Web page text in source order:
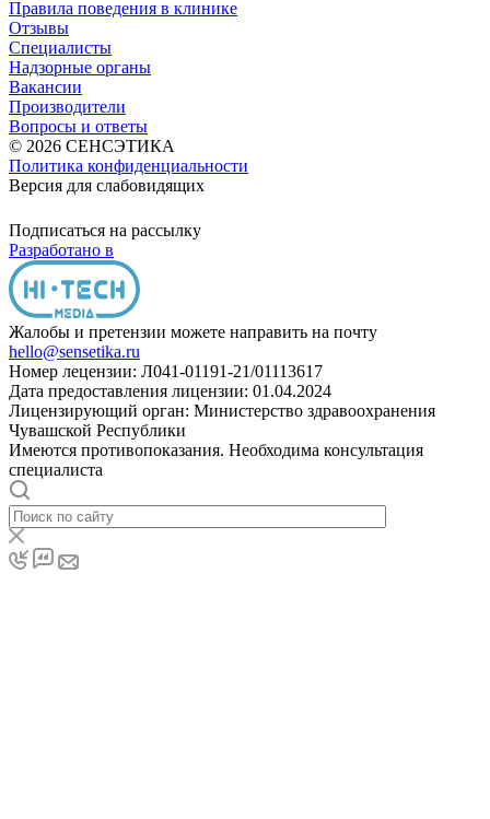
Правила поведения в клинике
Отзывы
Специалисты
Надзорные органы
Вакансии
Производители
Вопросы и ответы
© 2026 СЕНСЭТИКА
Политика конфиденциальности
Версия для слабовидящих
Подписаться на рассылку
Разработано в
Жалобы и претензии можете направить на почту
hello@sensetika.ru
Номер лецензии: Л041-01191-21/01113617
Дата предоставления лицензии: 01.04.2024
Лицензирующий орган: Министерство здравоохранения
Чувашской Республики
Имеются противопоказания. Необходима консультация
специалиста